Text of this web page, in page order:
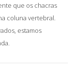
que os chacras
coluna vertebral.
estamos